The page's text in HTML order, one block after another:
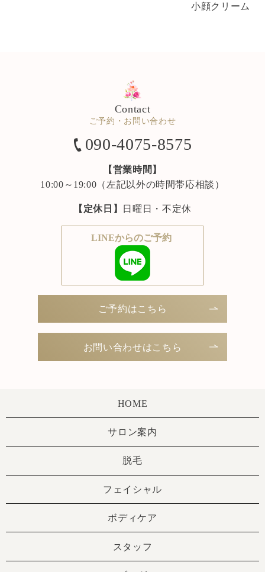
小顔クリーム
Contact
ご予約・お問い合わせ
090-4075-8575
【営業時間】
10:00～19:00（左記以外の時間帯応相談）
【定休日】 日曜日・不定休
LINEからのご予約
ご予約はこちら
お問い合わせはこちら
HOME
サロン案内
脱毛
フェイシャル
ボディケア
スタッフ